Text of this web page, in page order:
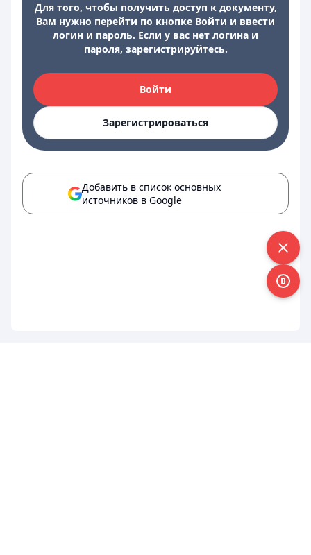
Для того, чтобы получить доступ к документу,
Вам нужно перейти по кнопке Войти и ввести
логин и пароль. Если у вас нет логина и
пароля, зарегистрируйтесь.
Войти
Зарегистрироваться
Добавить в список основных
источников в Google